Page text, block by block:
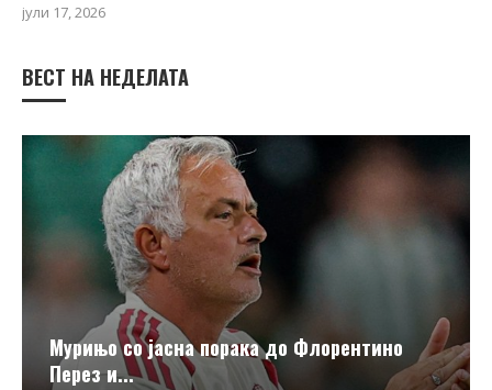
јули 17, 2026
ВЕСТ НА НЕДЕЛАТА
Мурињо со јасна порака до Флорентино
Перез и...